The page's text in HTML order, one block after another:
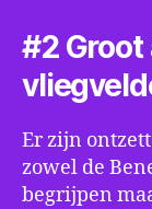
#2
Er zijn
zowel de
begrijpen